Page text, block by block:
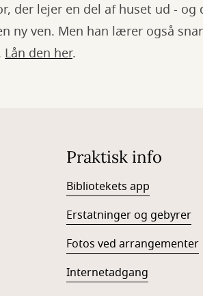
der lejer en del af huset ud -
ny ven. Men han lærer også
Lån den her.
Praktisk info
Bibliotekets app
Erstatninger og gebyrer
Fotos ved arrangementer
Internetadgang